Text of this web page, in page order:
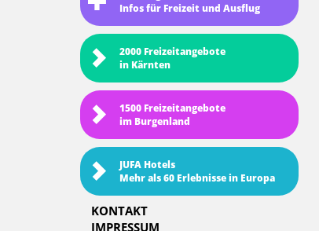
Infos für Freizeit und Ausflug
2000 Freizeitangebote
in Kärnten
1500 Freizeitangebote
im Burgenland
JUFA Hotels
Mehr als 60 Erlebnisse in Europa
KONTAKT
IMPRESSUM